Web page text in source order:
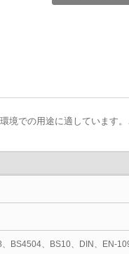
境での用途に適しています
BS4504、BS10、DIN、EN-